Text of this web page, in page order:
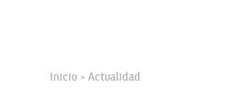
Inicio > Actualidad